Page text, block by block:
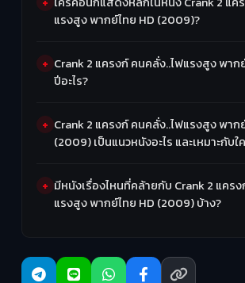
แรงสูง พากย์ไทย HD (2009)?
Crank 2 แครงก์ คนคลั่ง..ไฟแรงสูง พาก
ปีอะไร?
Crank 2 แครงก์ คนคลั่ง..ไฟแรงสูง พาก
(2009) เป็นแนวหนังอะไร และเหมาะกับใ
มีหนังเรื่องไหนที่คล้ายกับ Crank 2 แคร
แรงสูง พากย์ไทย HD (2009) บ้าง?